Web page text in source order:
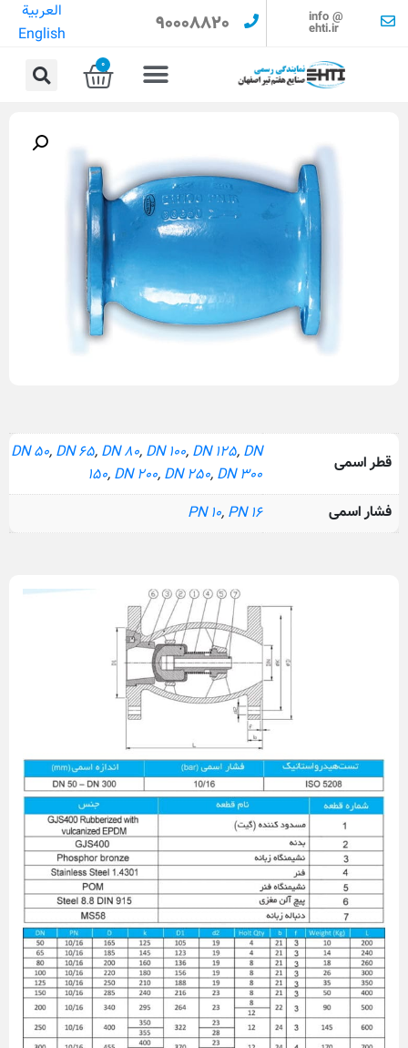
info @
ehti.ir
90008820
العربية
English
0
قطر اسمی DN 50, DN 65, DN 80, DN 100, DN 125, DN
150, DN 200, DN 250, DN 300
فشار اسمی
PN 10, PN 16